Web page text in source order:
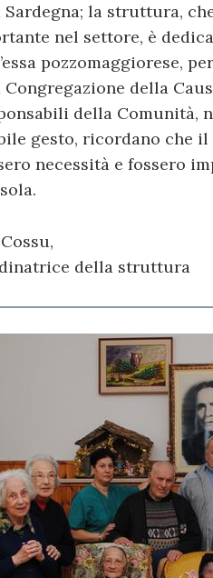
Sardegna; la struttura,
nel settore, è
pozzomaggiorese,
Congregazione della
della Comunità,
gesto, ricordano che
necessità e fossero
della struttura